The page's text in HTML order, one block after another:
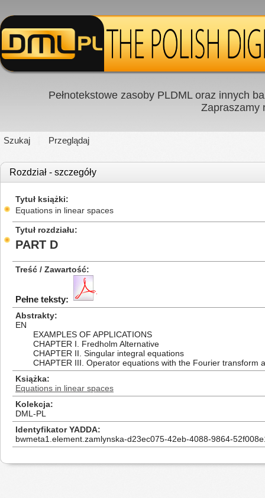
Pełnotekstowe zasoby PLDML oraz innych
Zapraszamy
Szukaj Przeglądaj
Rozdział - szczegóły
Tytuł książki
Equations in linear spaces
Tytuł rozdziału
PART D
Treść / Zawartość
Pełne teksty:
Abstrakty
EN
EXAMPLES OF APPLICATIONS
CHAPTER I. Fredholm Alternative
CHAPTER II. Singular integral equations
CHAPTER III. Operator equations with the Fourier transform
Książka
Equations in linear spaces
Kolekcja
DML-PL
Identyfikator YADDA
bwmeta1.element.zamlynska-d23ec075-42eb-4088-9864-